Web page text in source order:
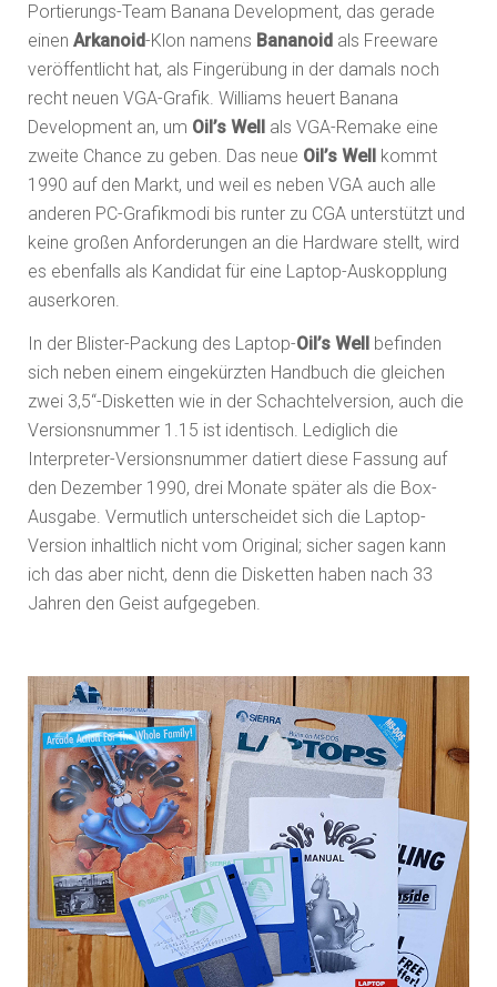
Portierungs-Team Banana Development, das gerade
einen Arkanoid-Klon namens Bananoid als Freeware
veröffentlicht hat, als Fingerübung in der damals noch
recht neuen VGA-Grafik. Williams heuert Banana
Development an, um Oil’s Well
als VGA-Remake eine
zweite Chance zu geben. Das neue Oil’s Well
kommt
1990 auf den Markt, und weil es neben VGA auch alle
anderen PC-Grafikmodi bis runter zu CGA unterstützt und
keine großen Anforderungen an die Hardware stellt, wird
es ebenfalls als Kandidat für eine Laptop-Auskopplung
auserkoren.
In der Blister-Packung des Laptop-Oil’s Well
befinden
sich neben einem eingekürzten Handbuch die gleichen
zwei 3,5“-Disketten wie in der Schachtelversion, auch die
Versionsnummer 1.15 ist identisch. Lediglich die
Interpreter-Versionsnummer datiert diese Fassung auf
den Dezember 1990, drei Monate später als die Box-
Ausgabe. Vermutlich unterscheidet sich die Laptop-
Version inhaltlich nicht vom Original; sicher sagen kann
ich das aber nicht, denn die Disketten haben nach 33
Jahren den Geist aufgegeben.